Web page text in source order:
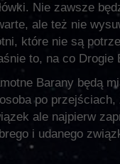
Nie zawsze
ale też nie
które nie są
to, na co
Barany będą
po
ale najpierw
i udanego